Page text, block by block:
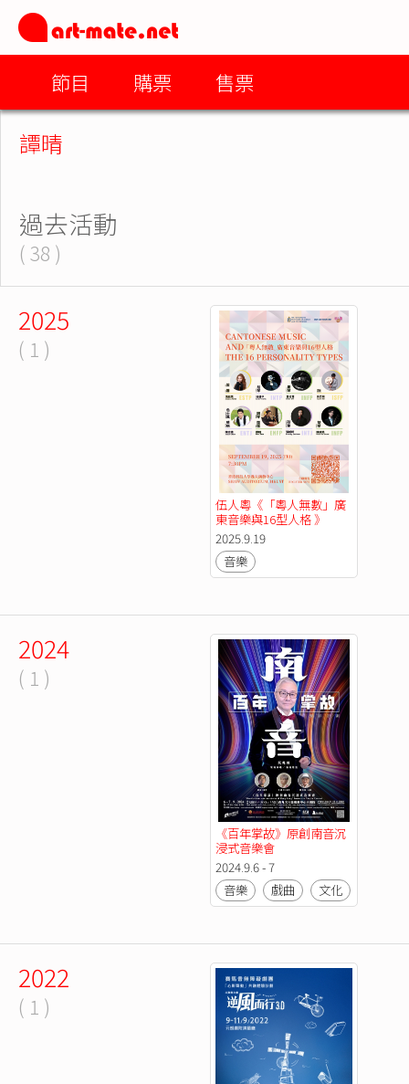
節目 購票 售票
譚晴
過去活動
( 38 )
2025
( 1 )
伍人粵《「粵人無數」廣
東音樂與16型人格 》
2025.9.19
音樂
2024
( 1 )
《百年掌故》原創南音沉
浸式音樂會
2024.9.6 - 7
音樂
戲曲 文化
2022
( 1 )